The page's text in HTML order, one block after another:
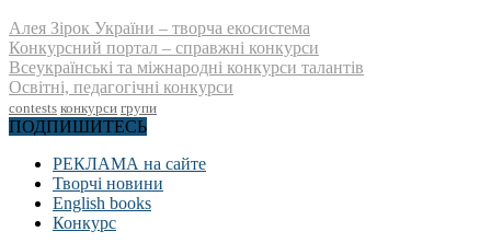
Алея Зірок України – творча екосистема
Конкурсний портал – справжні конкурси
Всеукраїнські та міжнародні конкурси талантів
Освітні, педагогічні конкурси
contests конкурси групи
ПОДПИШИТЕСЬ
РЕКЛАМА на сайте
Творчі новини
English books
Конкурс